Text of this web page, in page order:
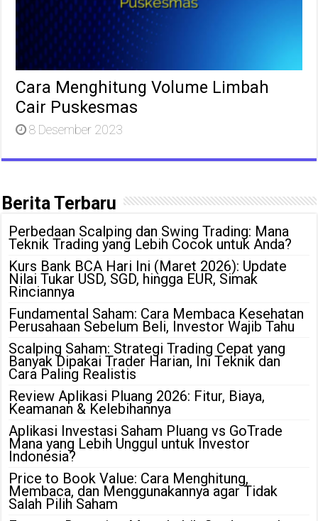
Cara Menghitung Volume Limbah
Cair Puskesmas
8 Desember 2023
Berita Terbaru
Perbedaan Scalping dan Swing Trading: Mana
Teknik Trading yang Lebih Cocok untuk Anda?
Kurs Bank BCA Hari Ini (Maret 2026): Update
Nilai Tukar USD, SGD, hingga EUR, Simak
Rinciannya
Fundamental Saham: Cara Membaca Kesehatan
Perusahaan Sebelum Beli, Investor Wajib Tahu
Scalping Saham: Strategi Trading Cepat yang
Banyak Dipakai Trader Harian, Ini Teknik dan
Cara Paling Realistis
Review Aplikasi Pluang 2026: Fitur, Biaya,
Keamanan & Kelebihannya
Aplikasi Investasi Saham Pluang vs GoTrade
Mana yang Lebih Unggul untuk Investor
Indonesia?
Price to Book Value: Cara Menghitung,
Membaca, dan Menggunakannya agar Tidak
Salah Pilih Saham